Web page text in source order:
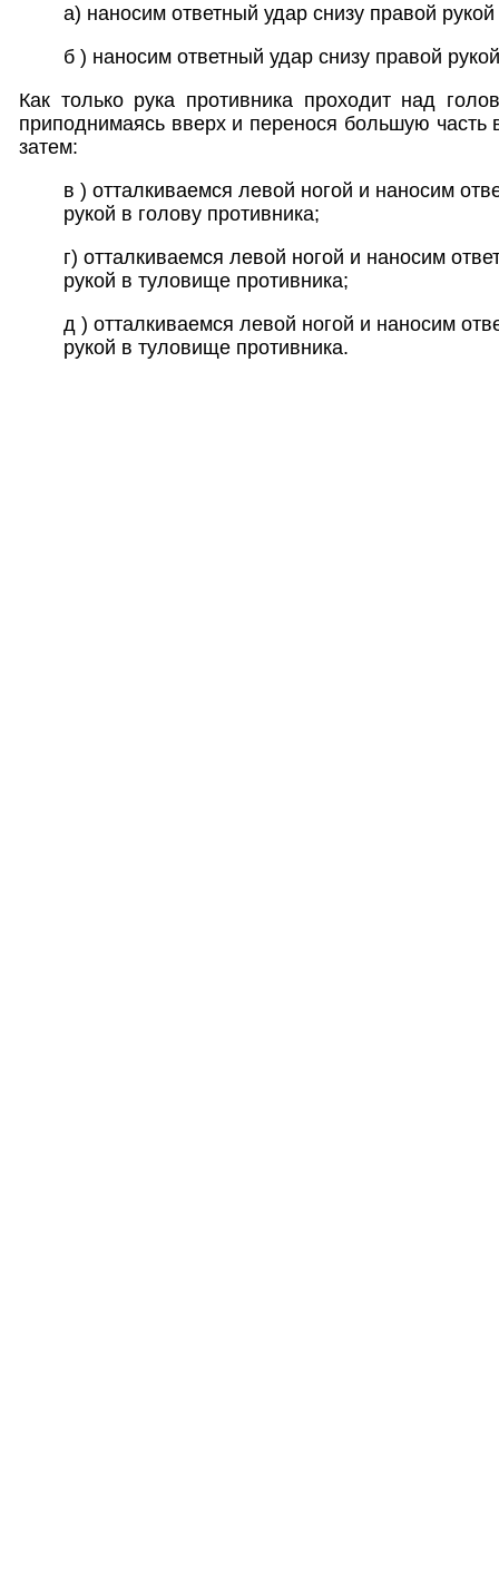
а) наносим ответный удар снизу правой
б ) наносим ответный удар снизу правой
Как только рука противника проходит над
приподнимаясь вверх и перенося большую часть
затем:
в ) отталкиваемся левой ногой и наносим
рукой в голову противника;
г) отталкиваемся левой ногой и наносим
рукой в туловище противника;
д ) отталкиваемся левой ногой и наносим
рукой в туловище противника.